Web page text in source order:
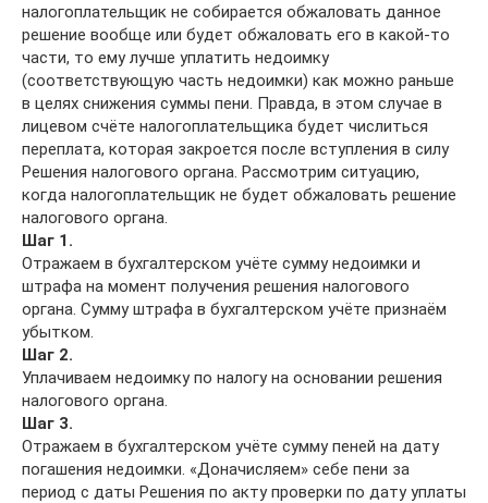
налогоплательщик не собирается обжаловать данное
решение вообще или будет обжаловать его в какой-то
части, то ему лучше уплатить недоимку
(соответствующую часть недоимки) как можно раньше
в целях снижения суммы пени. Правда, в этом случае в
лицевом счёте налогоплательщика будет числиться
переплата, которая закроется после вступления в силу
Решения налогового органа. Рассмотрим ситуацию,
когда налогоплательщик не будет обжаловать решение
налогового органа.
Шаг 1.
Отражаем в бухгалтерском учёте сумму недоимки и
штрафа на момент получения решения налогового
органа. Сумму штрафа в бухгалтерском учёте признаём
убытком.
Шаг 2.
Уплачиваем недоимку по налогу на основании решения
налогового органа.
Шаг 3.
Отражаем в бухгалтерском учёте сумму пеней на дату
погашения недоимки. «Доначисляем» себе пени за
период с даты Решения по акту проверки по дату уплаты